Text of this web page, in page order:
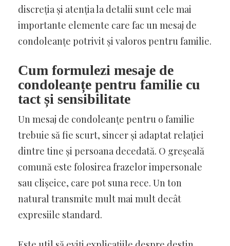
discreția și atenția la detalii sunt cele mai
importante elemente care fac un mesaj de
condoleanțe potrivit și valoros pentru familie.
Cum formulezi mesaje de
condoleanțe pentru familie cu
tact și sensibilitate
Un mesaj de condoleanțe pentru o familie
trebuie să fie scurt, sincer și adaptat relației
dintre tine și persoana decedată. O greșeală
comună este folosirea frazelor impersonale
sau clișeice, care pot suna rece. Un ton
natural transmite mult mai mult decât
expresiile standard.